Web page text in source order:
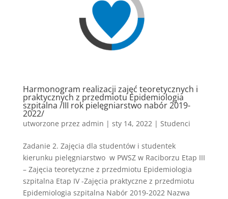
Harmonogram realizacji zajęć teoretycznych i
praktycznych z przedmiotu Epidemiologia
szpitalna /III rok pielęgniarstwo nabór 2019-
2022/
utworzone przez admin | sty 14, 2022| Studenci
Zadanie 2. Zajęcia dla studentów i studentek
kierunku pielęgniarstwo w PWSZ w Raciborzu Etap III
– Zajęcia teoretyczne z przedmiotu Epidemiologia
szpitalna Etap IV -Zajęcia praktyczne z przedmiotu
Epidemiologia szpitalna Nabór 2019-2022 Nazwa